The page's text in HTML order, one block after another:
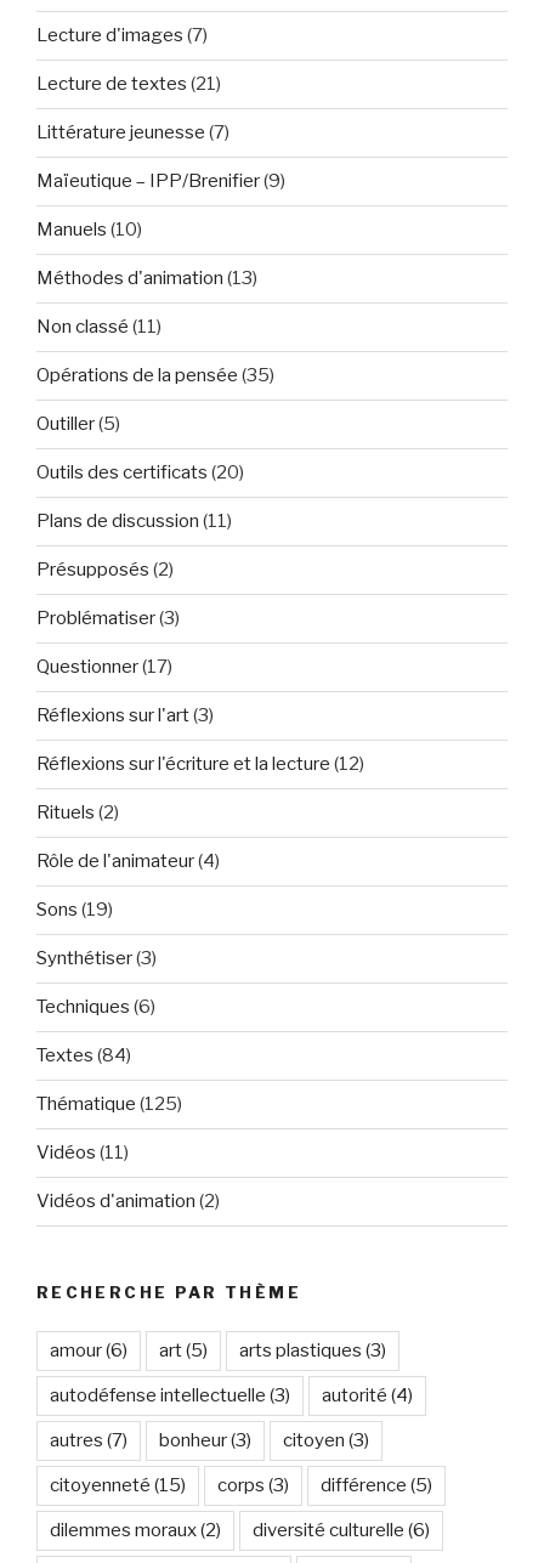
Lecture d'images (7)
Lecture de textes (21)
Littérature jeunesse (7)
Maïeutique – IPP/Brenifier(9)
Manuels (10)
Méthodes d'animation (13)
Non classé (11)
Opérations de la pensée (35)
Outiller(5)
Outils des certificats (20)
Plans de discussion (11)
Présupposés (2)
Problématiser(3)
Questionner(17)
Réflexions sur l'art(3)
Réflexions sur l'écriture et la lecture (12)
Rituels (2)
Rôle de l'animateur(4)
Sons (19)
Synthétiser(3)
Techniques (6)
Textes (84)
Thématique (125)
Vidéos (11)
Vidéos d'animation (2)
RECHERCHE PAR THÈME
amour(6) art(5) arts plastiques (3)
autodéfense intellectuelle (3) autorité (4)
autres (7) bonheur(3) citoyen (3)
citoyenneté (15) corps (3) différence (5)
dilemmes moraux(2) diversité culturelle (6)